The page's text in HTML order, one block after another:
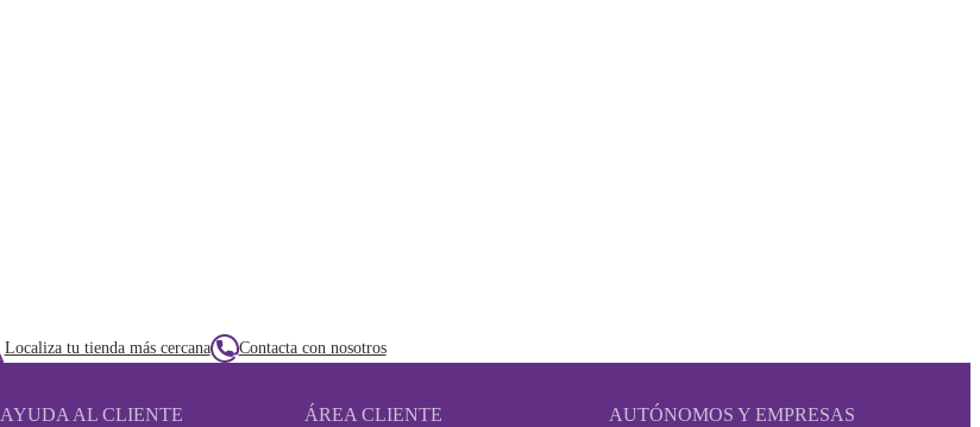
Localiza tu tienda más cercana Contacta con nosotros
AYUDA AL CLIENTE ÁREA CLIENTE AUTÓNOMOS Y EMPRESAS